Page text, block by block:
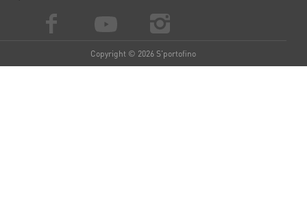
Copyright © 2026 S'portofino